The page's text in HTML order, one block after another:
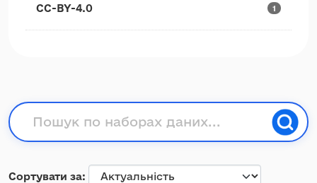
CC-BY-4.0 1
Сортувати за